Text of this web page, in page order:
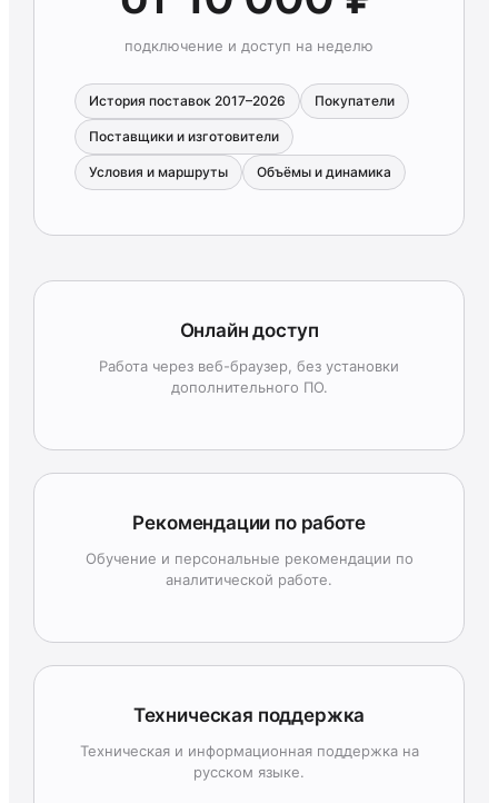
подключение и доступ на неделю
История поставок 2017–2026 Покупатели
Поставщики и изготовители
Условия и маршруты Объёмы и динамика
Онлайн доступ
Работа через веб-браузер, без установки
дополнительного ПО.
Рекомендации по работе
Обучение и персональные рекомендации по
аналитической работе.
Техническая поддержка
Техническая и информационная поддержка на
русском языке.